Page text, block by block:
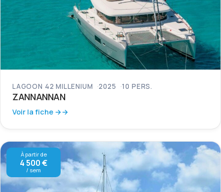
LAGOON 42 MILLENIUM 2025 10 PERS.
ZANNANNAN
Voir la fiche →
À partir de
4 500 €
/ sem